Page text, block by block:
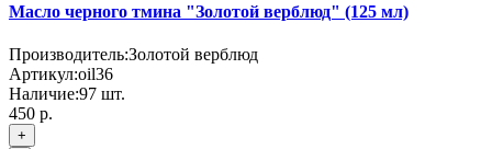
Масло черного тмина "Золотой верблюд" (125 мл)
Производитель:Золотой верблюд
Артикул:oil36
Наличие:97 шт.
450 р.
+